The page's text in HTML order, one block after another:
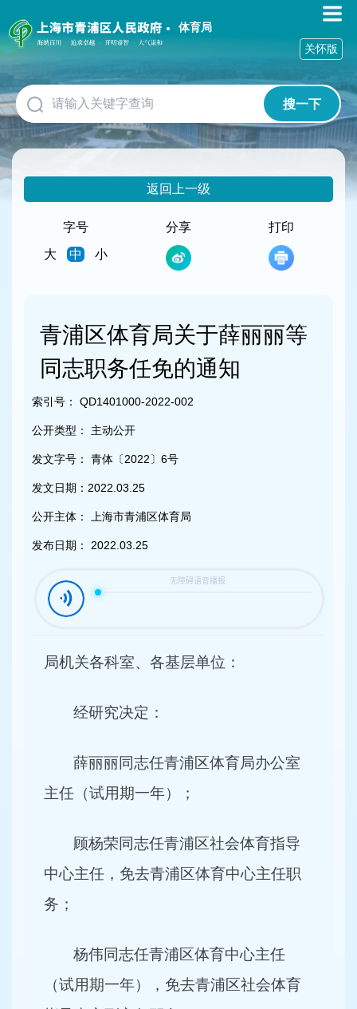
障
碍
作
说
明
跳
到
网
体育局
搜一下
关怀版
返回上一级
字号
大
中 小
分享 打印
青浦区体育局关于薛丽丽等
同志职务任免的通知
索引号： QD1401000-2022-002
公开类型： 主动公开
发文字号： 青体〔2022〕6号
发文日期： 2022.03.25
公开主体： 上海市青浦区体育局
发布日期： 2022.03.25
局机关各科室、各基层单位：
经研究决定：
薛丽丽同志任青浦区体育局办公室
主任（试用期一年）；
顾杨荣同志任青浦区社会体育指导
中心主任，免去青浦区体育中心主任职
务；
杨伟同志任青浦区体育中心主任
（试用期一年），免去青浦区社会体育